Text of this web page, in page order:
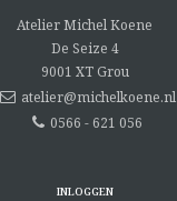
Atelier Michel Koene
De Seize 4
9001 XT Grou
atelier@michelkoene.nl
0566 - 621 056
INLOGGEN